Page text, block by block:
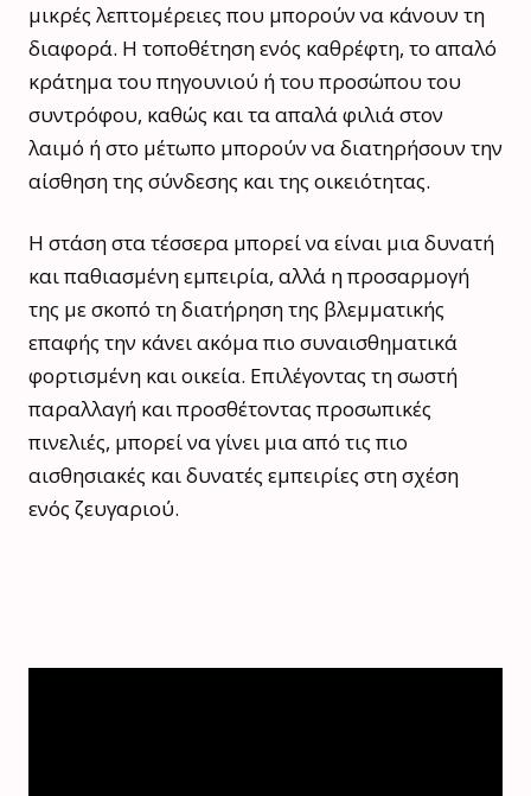
μικρές λεπτομέρειες που μπορούν να κάνουν τη
διαφορά. Η τοποθέτηση ενός καθρέφτη, το απαλό
κράτημα του πηγουνιού ή του προσώπου του
συντρόφου, καθώς και τα απαλά φιλιά στον
λαιμό ή στο μέτωπο μπορούν να διατηρήσουν την
αίσθηση της σύνδεσης και της οικειότητας.
Η στάση στα τέσσερα μπορεί να είναι μια δυνατή
και παθιασμένη εμπειρία, αλλά η προσαρμογή
της με σκοπό τη διατήρηση της βλεμματικής
επαφής την κάνει ακόμα πιο συναισθηματικά
φορτισμένη και οικεία. Επιλέγοντας τη σωστή
παραλλαγή και προσθέτοντας προσωπικές
πινελιές, μπορεί να γίνει μια από τις πιο
αισθησιακές και δυνατές εμπειρίες στη σχέση
ενός ζευγαριού.